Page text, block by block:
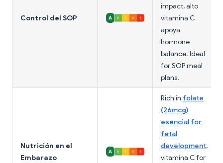
Control del SOP
impact, alto
vitamina C
apoya
hormone
balance. Ideal
for SOP meal
plans.
Nutrición en el
Embarazo
Rich in folate
(26mcg)
esencial for
fetal
development,
vitamina C for